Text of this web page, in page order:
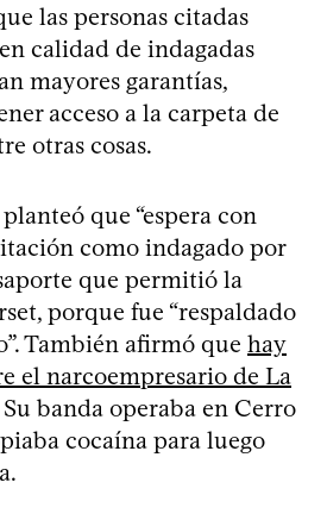
las personas citadas
calidad de indagadas
mayores garantías,
acceso a la carpeta de
otras cosas.
que “espera con
como indagado por
que permitió la
porque fue “respaldado
También afirmó que hay
el narcoempresario de La
Su banda operaba en Cerro
cocaína para luego